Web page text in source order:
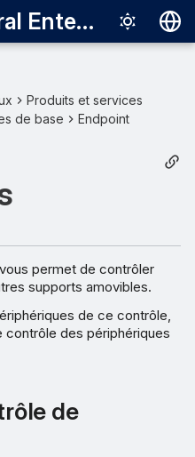
Sophos Central Enterprise
English
Español
Português
中文（繁體）
Produits et services
de base Endpoint
permet de contrôler
supports amovibles.
de ce contrôle,
contrôle des périphériques
de